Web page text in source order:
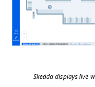
Skedda displays live